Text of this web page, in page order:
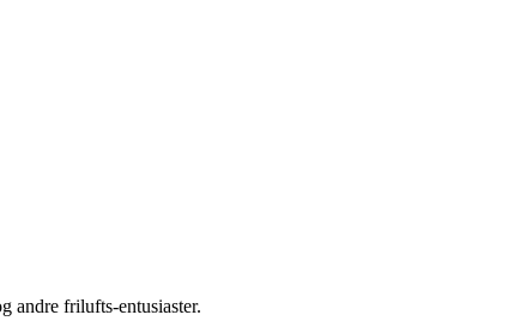
andre frilufts-entusiaster.